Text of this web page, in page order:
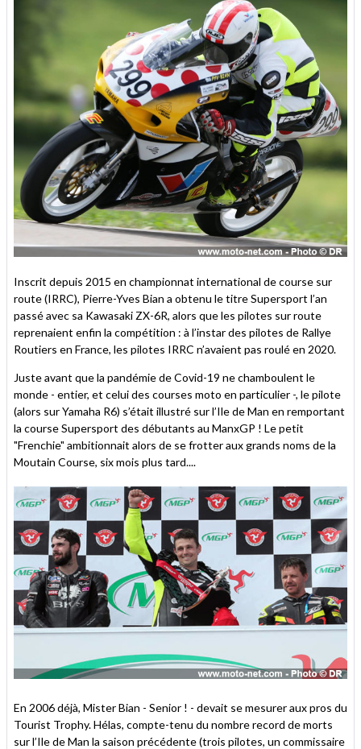
Inscrit depuis 2015 en championnat international de course sur
route (IRRC), Pierre-Yves Bian a obtenu le titre Supersport l’an
passé avec sa Kawasaki ZX-6R, alors que les pilotes sur route
reprenaient enfin la compétition : à l’instar des pilotes de Rallye
Routiers en France, les pilotes IRRC n’avaient pas roulé en 2020.
Juste avant que la pandémie de Covid-19 ne chamboulent le
monde - entier, et celui des courses moto en particulier -, le pilote
(alors sur Yamaha R6) s’était illustré sur l’Ile de Man en remportant
la course Supersport des débutants au ManxGP ! Le petit
"Frenchie" ambitionnait alors de se frotter aux grands noms de la
Moutain Course, six mois plus tard....
En 2006 déjà, Mister Bian - Senior ! - devait se mesurer aux pros du
Tourist Trophy. Hélas, compte-tenu du nombre record de morts
sur l’Ile de Man la saison précédente (trois pilotes, un commissaire